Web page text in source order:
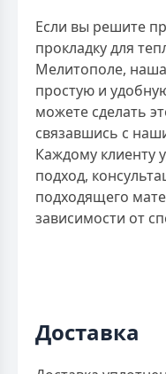
Если вы решите
прокладку для
Мелитополе,
простую и
можете сделать
связавшись с
Каждому клиенту
подход,
подходящего
зависимости от
Доставка